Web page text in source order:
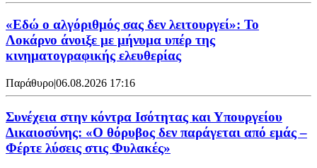
«Εδώ ο αλγόριθμός σας δεν λειτουργεί»: Το
Λοκάρνο άνοιξε με μήνυμα υπέρ της
κινηματογραφικής ελευθερίας
Παράθυρο|06.08.2026 17:16
Συνέχεια στην κόντρα Ισότητας και Υπουργείου
Δικαιοσύνης: «Ο θόρυβος δεν παράγεται από εμάς –
Φέρτε λύσεις στις Φυλακές»